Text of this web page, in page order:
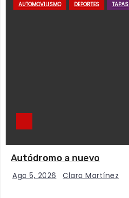
AUTOMOVILISMO DEPORTES TAPAS
Autódromo a nuevo
Ago 5, 2026 Clara Martínez